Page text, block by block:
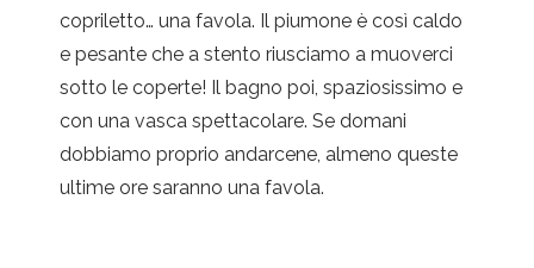
copriletto… una favola. Il piumone è così caldo
e pesante che a stento riusciamo a muoverci
sotto le coperte! Il bagno poi, spaziosissimo e
con una vasca spettacolare. Se domani
dobbiamo proprio andarcene, almeno queste
ultime ore saranno una favola.